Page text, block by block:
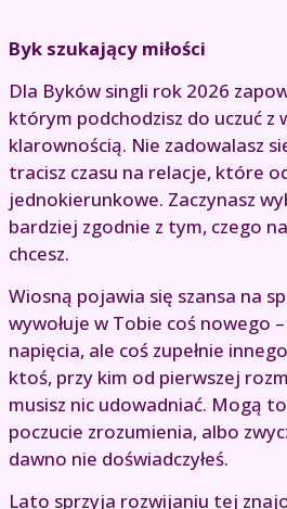
Byk szukający miłości
Dla Byków singli rok 2026
którym podchodzisz do uczuć z
klarownością. Nie zadowalasz
tracisz czasu na relacje, które
jednokierunkowe. Zaczynasz
bardziej zgodnie z tym, czego
chcesz.
Wiosną pojawia się szansa na
wywołuje w Tobie coś nowego
napięcia, ale coś zupełnie
ktoś, przy kim od pierwszej
musisz nic udowadniać. Mogą
poczucie zrozumienia, albo
dawno nie doświadczyłeś.
Lato sprzyja rozwijaniu tej